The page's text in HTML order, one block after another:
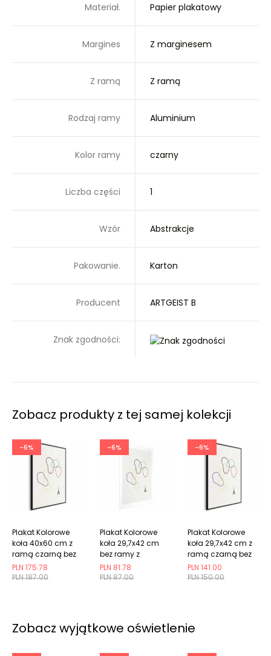
Materiał. Papier plakatowy
Margines Z marginesem
Z ramą Z ramą
Rodzaj ramy Aluminium
Kolor ramy czarny
Liczba części 1
Wzór Abstrakcje
Pakowanie. Karton
Producent ARTGEIST B
Znak zgodności:
Zobacz produkty z tej samej kolekcji
-6%
PLN 187.00
PLN 175.78
Plakat Kolorowe
koła 40x60 cm z
ramą czarną bez
marginesu
-6%
PLN 87.00
PLN 81.78
Plakat Kolorowe
koła 29,7x42 cm
bez ramy z
marginesem
-6%
PLN 150.00
PLN 141.00
Plakat Kolorowe
koła 29,7x42 cm z
ramą czarną bez
marginesu
Zobacz wyjątkowe oświetlenie